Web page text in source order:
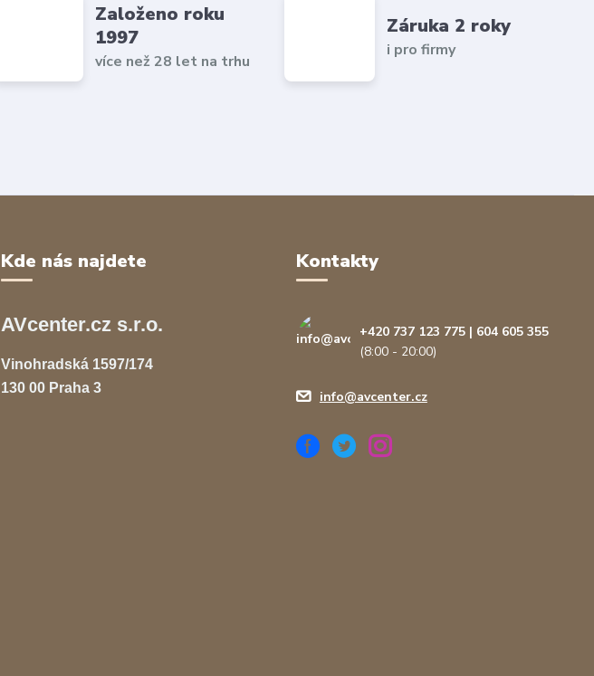
Založeno roku
1997
více než 28 let na trhu
Záruka 2 roky
i pro firmy
Kde nás najdete
AVcenter.cz s.r.o.
Vinohradská 1597/174
130 00 Praha 3
Kontakty
+420 737 123 775 | 604 605 355
(8:00 - 20:00)
info@avcenter.cz